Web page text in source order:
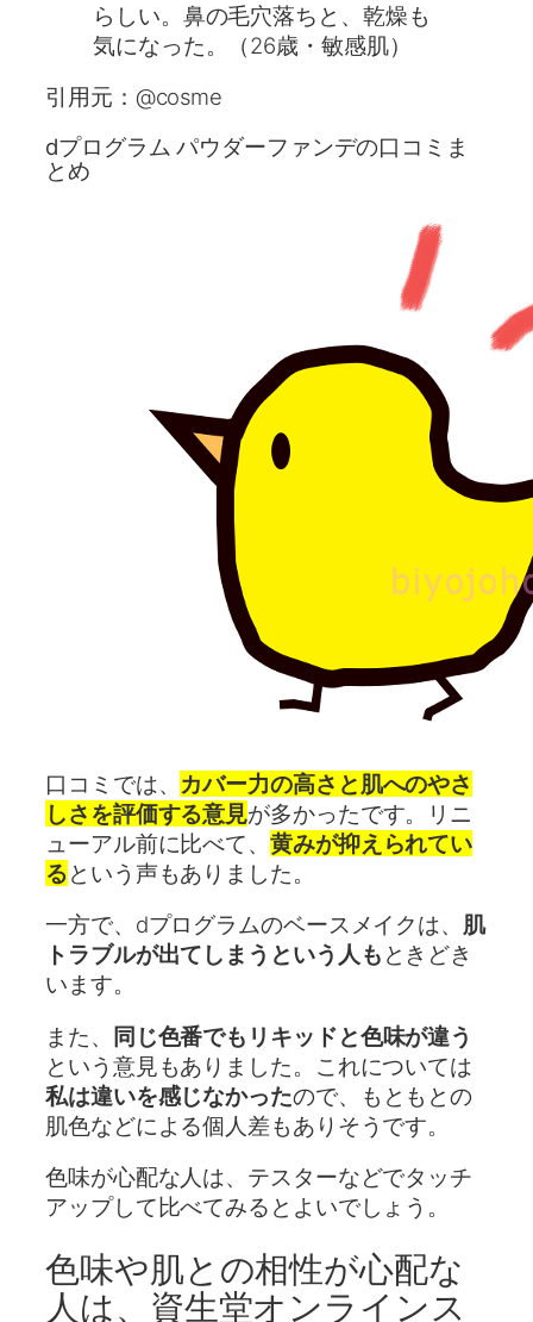
らしい。鼻の毛穴落ちと、乾燥も
気になった。（26歳・敏感肌）
引用元：@cosme
dプログラム パウダーファンデの口コミま
とめ
口コミでは、 カバー力の高さと肌へのやさ
しさを評価する意見が多かったです。リニ
ューアル前に比べて、 黄みが抑えられてい
るという声もありました。
一方で、dプログラムのベースメイクは、 肌
トラブルが出てしまうという人も ときどき
います。
また、 同じ色番でもリキッドと色味が違う
という意見もありました。これについては
私は違いを感じなかったので、もともとの
肌色などによる個人差もありそうです。
色味が心配な人は、テスターなどでタッチ
アップして比べてみるとよいでしょう。
色味や肌との相性が心配な
人は、資生堂オンラインス